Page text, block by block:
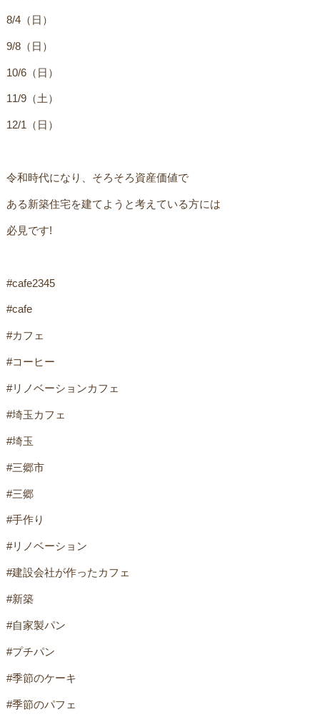
8/4（日）
9/8（日）
10/6（日）
11/9（土）
12/1（日）ㅤㅤ
令和時代になり、そろそろ資産価値でㅤ
ある新築住宅を建てようと考えている方には
必見です!
#cafe2345
#cafe
#カフェ
#コーヒー
#リノベーションカフェ
#埼玉カフェ
#埼玉
#三郷市
#三郷
#手作り
#リノベーション
#建設会社が作ったカフェ
#新築
#自家製パン
#プチパン
#季節のケーキ
#季節のパフェ